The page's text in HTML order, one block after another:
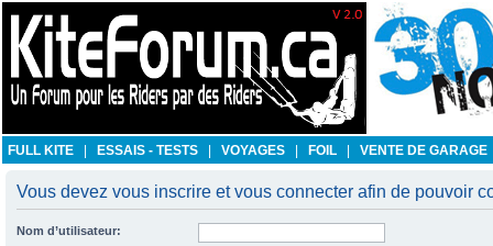
FULL KITE ESSAIS - TESTS VOYAGES FOIL VENTE DE GARAGE
Vous devez vous inscrire et vous connecter afin de pouvoir
Nom d’utilisateur: